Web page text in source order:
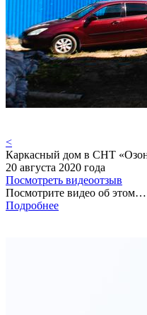
<
Каркасный дом в СНТ
20 августа 2020 года
Посмотреть видеоотзыв
Посмотрите видео об этом…
Подробнее